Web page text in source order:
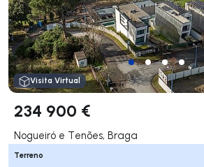
Visita Virtual
234 900 €
Nogueiró e Tenões, Braga
Terreno